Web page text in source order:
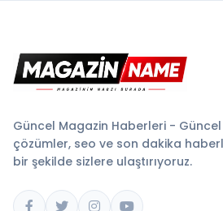
Güncel Magazin Haberleri -
çözümler, seo ve son dakika
bir şekilde sizlere ulaştırıyoruz.